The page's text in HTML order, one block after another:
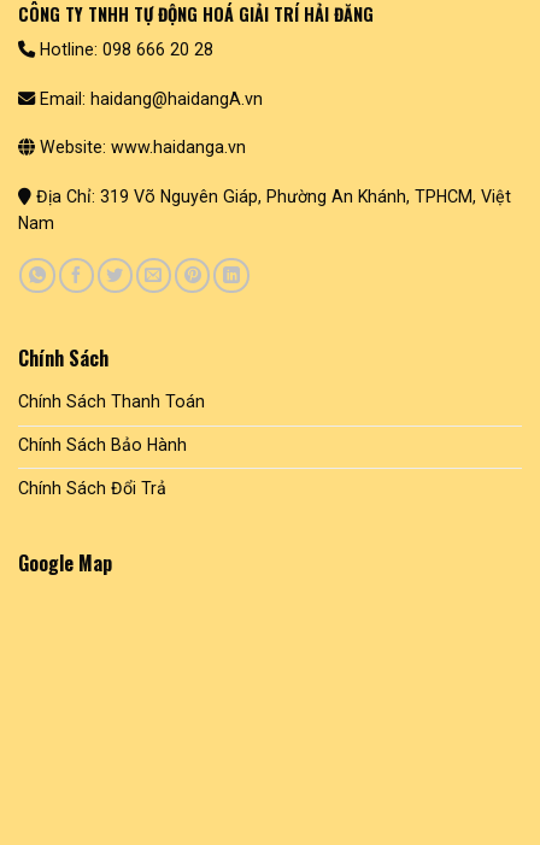
CÔNG TY TNHH TỰ ĐỘNG HOÁ GIẢI TRÍ HẢI ĐĂNG
Hotline: 098 666 20 28
Email: haidang@haidangA.vn
Website: www.haidanga.vn
Địa Chỉ: 319 Võ Nguyên Giáp, Phường An Khánh, TPHCM, Việt
Nam
Chính Sách
Chính Sách Thanh Toán
Chính Sách Bảo Hành
Chính Sách Đổi Trả
Google Map